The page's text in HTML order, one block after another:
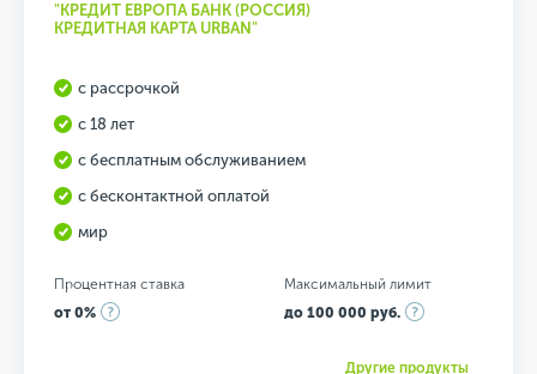
"КРЕДИТ ЕВРОПА БАНК (РОССИЯ)
КРЕДИТНАЯ КАРТА URBAN"
с рассрочкой
с 18 лет
с бесплатным обслуживанием
с бесконтактной оплатой
мир
Процентная ставка
от 0%
Максимальный лимит
до 100 000 руб.
Другие продукты